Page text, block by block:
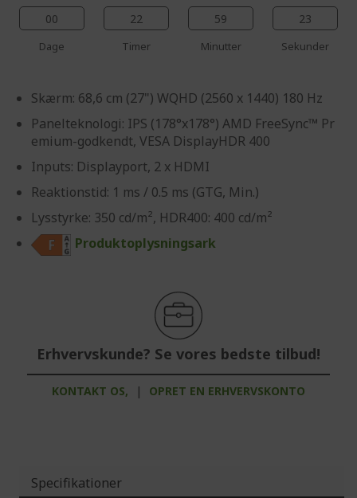
00
Dage
22
Timer
59
Minutter
22
Sekunder
Skærm: 68,6 cm (27") WQHD (2560 x 1440) 180 Hz
Panelteknologi: IPS (178°x178°) AMD FreeSync™ Pr
emium-godkendt, VESA DisplayHDR 400
Inputs: Displayport, 2 x HDMI
Reaktionstid: 1 ms / 0.5 ms (GTG, Min.)
Lysstyrke: 350 cd/m², HDR400: 400 cd/m²
Produktoplysningsark
Erhvervskunde? Se vores bedste tilbud!
KONTAKT OS, | OPRET EN ERHVERVSKONTO
Specifikationer